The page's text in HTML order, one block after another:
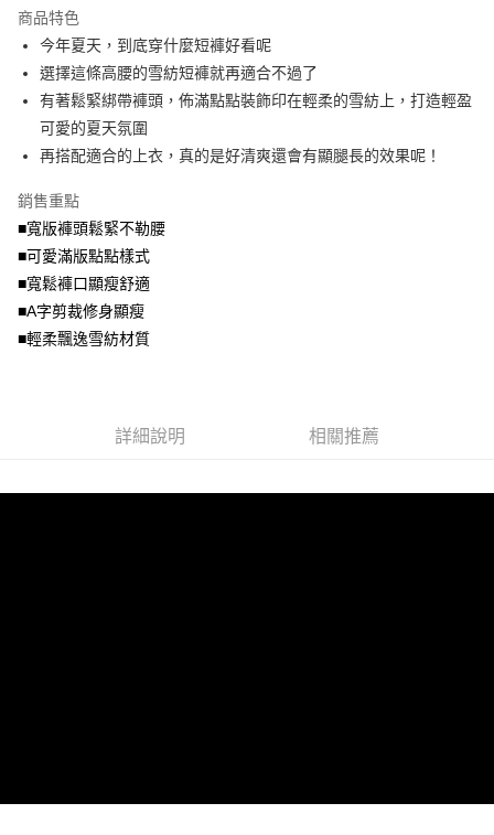
流程，驗證手機門號後，選擇欲分期的期數、繳款截止日，確認付款後即完
成交易。
3.實際核准額度、可分期數及費用金額請依後續交易確認頁面所載為準。
4.訂單成立30分鐘內，如未前往確認交易或遇審核未通過，訂單將自動取
法說明評估內容。
【繳款方式說明】
1.分期款項不併入電信帳單，「大哥付你分期」於每月結算日後寄送繳費提
醒簡訊。
帳／街口支付／iPASS MONEY」等通路繳費。
【注意事項】
1.本服務係由「台灣大哥大股份有限公司」（以下簡稱本公司）所提供，讓
用戶於交易時，得透過本服務購買商品或服務，並由商店將買賣／分期付款
買賣價金債權讓與本公司後，依約使用本公司帳單繳交帳款。
資料（包含姓名、電話或地址）提供予台灣大哥大進項蒐集、處理及利用，
【關於「AFTEE先享後付」】
AFTEE先享後付是「在收到商品之後才付款」的支付方式。 讓您購物簡單
便利好安心！
１．簡單：不需註冊會員、不需綁卡、不需儲值。
２．便利：只要手機號碼，簡訊認證，即可結帳。
３．安心：先確認商品／服務後，再付款。
【「AFTEE先享後付」結帳流程】
結帳頁面，進行簡訊認證並確認金額後，即可完成結帳。
３．收到繳費通知簡訊後14天內，點擊此簡訊中的連結，可透過四大超商／
ATM／網路銀行／等多元方式進行付款，方視為交易完成。
※ 請注意：結帳手續完成當下不需立刻繳費，但若您需要取消訂單，請聯絡
購買商品的店家。未經商家同意取消之訂單仍視為有效，需透過AFTEE先享
後付繳納相關費用。
※ 交易是否成功請以「AFTEE先享後付 」之結帳頁面顯示為準，若有關於
１．透過由恩沛科技股份有限公司提供之「AFTEE先享後付」服務完成之交
２．關於個人資料處理事宜，請瀏覽以下網址：
ATM付款
全家取貨付款
每筆NT$70，滿NT$699(含以上)免運費
付款後全家取貨
每筆NT$70，滿NT$699(含以上)免運費
7-11取貨付款
每筆NT$70，滿NT$799(含以上)免運費
付款後7-11取貨
每筆NT$100，滿NT$1,000(含以上)免運費
商品特色
今年夏天，到底穿什麼短褲好看呢
選擇這條高腰的雪紡短褲就再適合不過了
有著鬆緊綁帶褲頭，佈滿點點裝飾印在輕柔的雪紡上，打造輕盈
可愛的夏天氛圍
再搭配適合的上衣，真的是好清爽還會有顯腿長的效果呢！
銷售重點
■寬版褲頭鬆緊不勒腰
■可愛滿版點點樣式
■寬鬆褲口顯瘦舒適
■A字剪裁修身顯瘦
■輕柔飄逸雪紡材質
詳細說明 相關推薦